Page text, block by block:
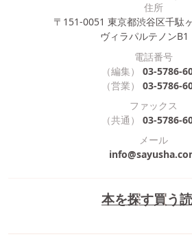
本を探す買う
住所
〒151-0051 東京都渋谷区千駄
ヴィラパルテノンB1
電話番号
（編集）
03-5786-
（営業）
03-5786-
ファックス
（共通）
03-5786-
メール